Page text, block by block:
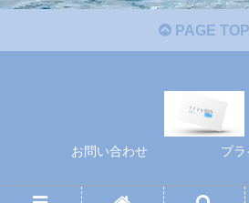
PAGE TOP
お問い合わせ
プ